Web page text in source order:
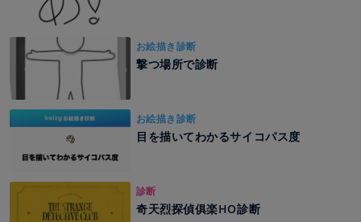
お絵描き診断
撃つ場所で診断
お絵描き診断
目を描いてわかるサイコパス度
診断
奇天烈探偵俱楽HO診断